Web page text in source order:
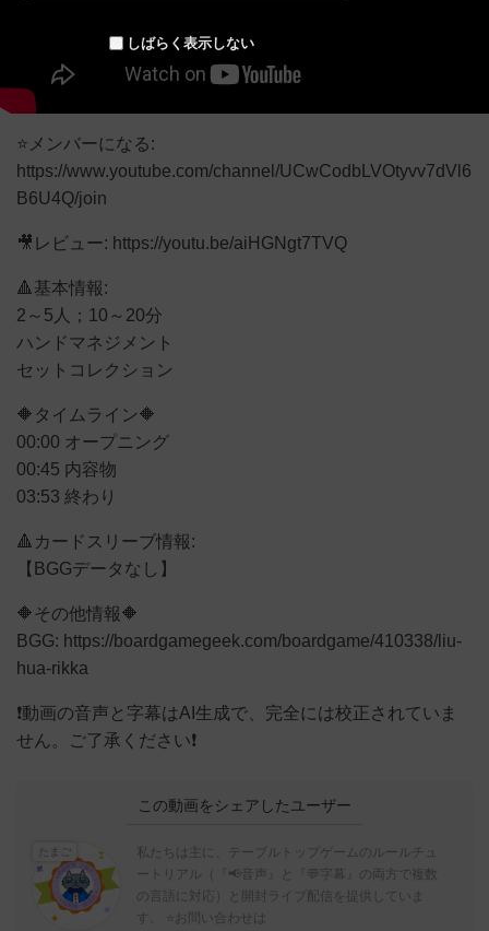
⭐メンバーになる:
https://www.youtube.com/channel/UCwCodbLVOtyvv7dVl6
B6U4Q/join
🎥レビュー: https://youtu.be/aiHGNgt7TVQ
🔺基本情報:
2～5人；10～20分
ハンドマネジメント
セットコレクション
🔶タイムライン🔶
00:00 オープニング
00:45 内容物
03:53 終わり
🔺カードスリーブ情報:
【BGGデータなし】
🔶その他情報🔶
BGG: https://boardgamegeek.com/boardgame/410338/liu-
hua-rikka
❗動画の音声と字幕はAI生成で、完全には校正されていま
せん。ご了承ください❗
この動画をシェアしたユーザー
私たちは主に、テーブルトップゲームのルールチュ
ートリアル（『📢音声』と『💬字幕』の両方で複数
の言語に対応）と開封ライブ配信を提供していま
す。 ⭐お問い合わせは
しばらく表示しない